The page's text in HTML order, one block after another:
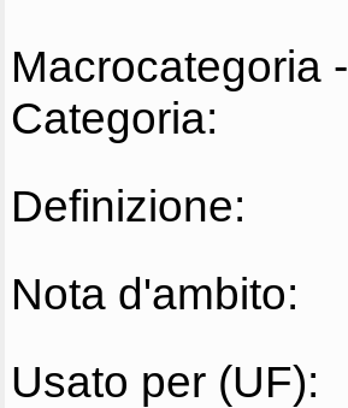
Macrocategoria -
Categoria:
Definizione:
Nota d'ambito:
Usato per (UF):